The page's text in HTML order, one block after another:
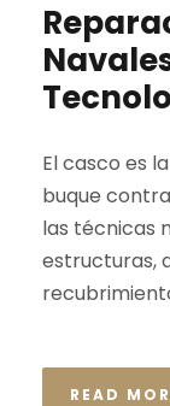
El casco es
buque
las técnicas
estructuras,
READ